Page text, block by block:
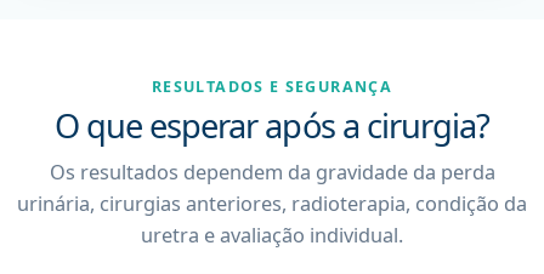
RESULTADOS E SEGURANÇA
O que esperar após a cirurgia?
Os resultados dependem da gravidade da perda
urinária, cirurgias anteriores, radioterapia, condição da
uretra e avaliação individual.